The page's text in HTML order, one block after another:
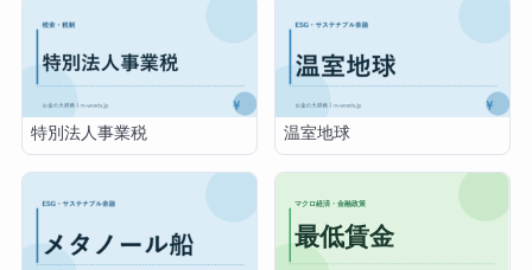
特別法人事業税 温室地球